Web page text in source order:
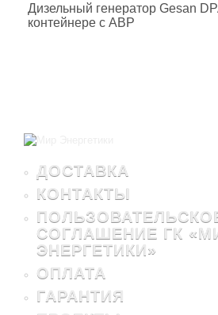
Дизельный генератор Gesan
контейнере с АВР
ДОСТАВКА
КОНТАКТЫ
СОГЛАШЕНИЕ ГК
ЭНЕРГЕТИКИ»
ОПЛАТА
ГАРАНТИЯ